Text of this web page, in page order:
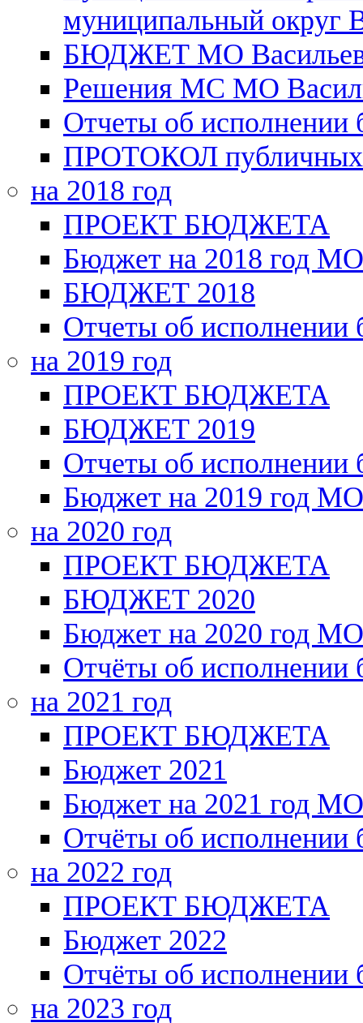
муниципальный округ
БЮДЖЕТ МО
Решения МС МО
Отчеты об исполнении
ПРОТОКОЛ публичных
на 2018 год
ПРОЕКТ БЮДЖЕТА
Бюджет на 2018 год МО
БЮДЖЕТ 2018
Отчеты об исполнении
на 2019 год
ПРОЕКТ БЮДЖЕТА
БЮДЖЕТ 2019
Отчеты об исполнении
Бюджет на 2019 год МО
на 2020 год
ПРОЕКТ БЮДЖЕТА
БЮДЖЕТ 2020
Бюджет на 2020 год МО
Отчёты об исполнении
на 2021 год
ПРОЕКТ БЮДЖЕТА
Бюджет 2021
Бюджет на 2021 год МО
Отчёты об исполнении
на 2022 год
ПРОЕКТ БЮДЖЕТА
Бюджет 2022
Отчёты об исполнении
на 2023 год